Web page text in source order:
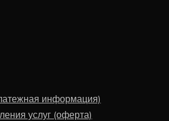
информация)
услуг (оферта)